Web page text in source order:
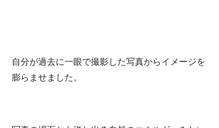
自分が過去に一眼で撮影した写真からイメージを
膨らませました。